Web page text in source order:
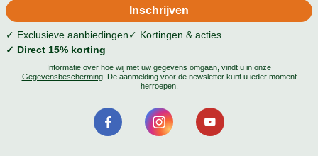
✓ Exclusieve aanbiedingen✓ Kortingen & acties
✓ Direct 15% korting
Informatie over hoe wij met uw gegevens omgaan, vindt u in onze
Gegevensbescherming. De aanmelding voor de newsletter kunt u ieder moment
herroepen.